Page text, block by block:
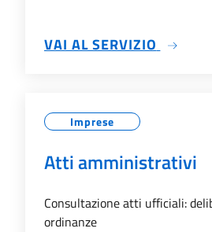
VAI AL SERVIZIO SU
Imprese
Atti amministrativi
Consultazione atti ufficiali:
ordinanze